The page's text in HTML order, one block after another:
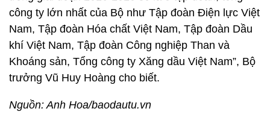
công ty lớn nhất của Bộ như Tập đoàn Điện lực Việt
Nam, Tập đoàn Hóa chất Việt Nam, Tập đoàn Dầu
khí Việt Nam, Tập đoàn Công nghiệp Than và
Khoáng sản, Tổng công ty Xăng dầu Việt Nam”, Bộ
trưởng Vũ Huy Hoàng cho biết.
Nguồn: Anh Hoa/baodautu.vn